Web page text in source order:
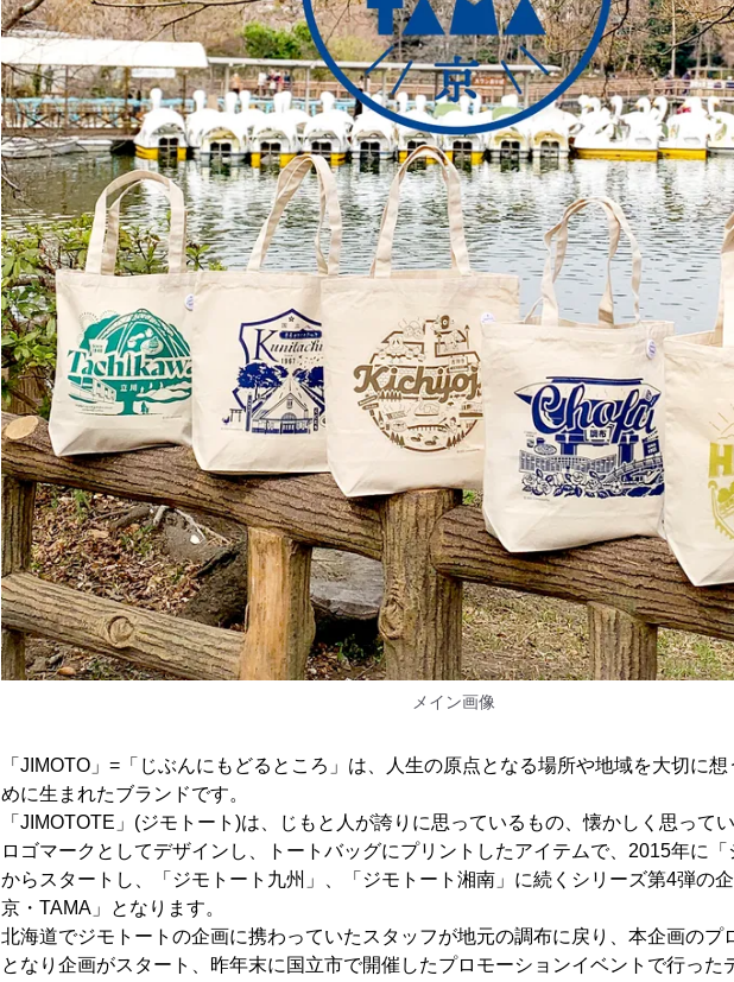
メイン画像
「JIMOTO」=「じぶんにもどるところ」は、人生の原点となる場所や地域を大切に
めに生まれたブランドです。
「JIMOTOTE」(ジモトート)は、じもと人が誇りに思っているもの、懐かしく思って
ロゴマークとしてデザインし、トートバッグにプリントしたアイテムで、2015年に「
からスタートし、「ジモトート九州」、「ジモトート湘南」に続くシリーズ第4弾の
京・TAMA」となります。
北海道でジモトートの企画に携わっていたスタッフが地元の調布に戻り、本企画のプ
となり企画がスタート、昨年末に国立市で開催したプロモーションイベントで行った